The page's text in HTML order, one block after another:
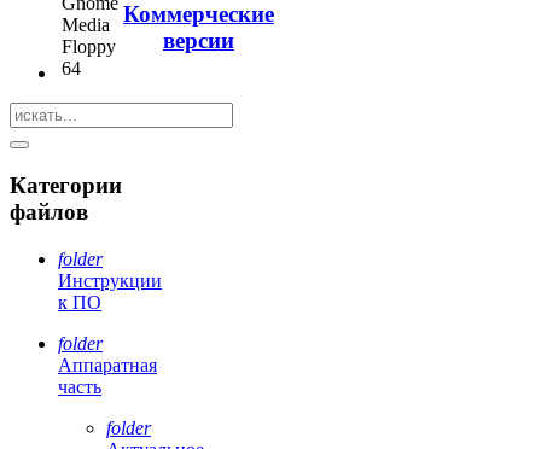
Коммерческие
версии
Категории
файлов
folder
Инструкции
к ПО
folder
Аппаратная
часть
folder